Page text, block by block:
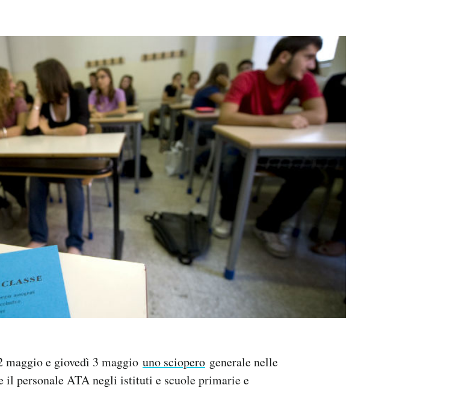
e giovedì 3 maggio uno sciopero generale nelle
il personale ATA negli istituti e scuole primarie e